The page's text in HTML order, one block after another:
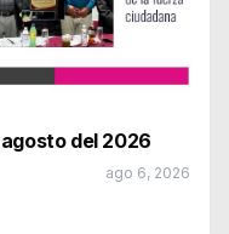
del 2026
ago 6, 2026